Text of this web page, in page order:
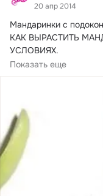
20 апр 2014
Мандаринки с
КАК ВЫРАСТИТЬ
УСЛОВИЯХ.
Для посадки
Показать еще